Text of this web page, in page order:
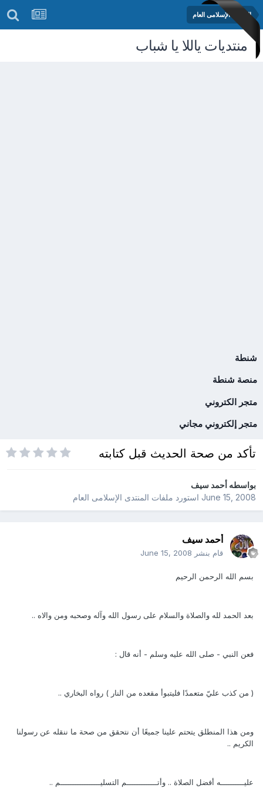
المنتدى الإسلامى العام
منتديات ياللا يا شباب
شنطة
منصة شنطة
متجر الكتروني
متجر إلكتروني مجاني
تأكد من صحة الحديث قبل كتابته
بواسطهأحمد سيف
June 15, 2008استورد ملفات المنتدى الإسلامى العام
أحمد سيف
قام بنشر June 15, 2008
بسم الله الرحمن الرحيم
بعد الحمد لله والصلاة والسلام على رسول الله وآله وصحبه ومن والاه ..
فعن النبي - صلى الله عليه وسلم - أنه قال :
( من كذب عليّ متعمدًا فليتبوأ مقعده من النار ) رواه البخاري ..
ومن هذا المنطلق يتحتم علينا جميعًا أن نتحقق من صحة ما ننقله عن رسولنا
الكريم ..
عليــــــــــه أفضل الصلاة .. وأتـــــــــــــم التسليـــــــــــــــــم ..